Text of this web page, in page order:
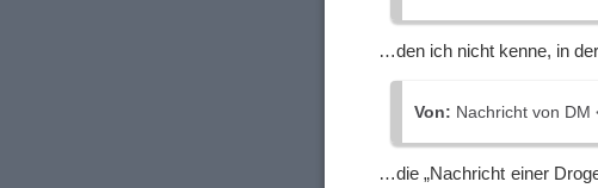
…den ich nicht kenne, in
Von: Nachricht von DM
…die „Nachricht einer